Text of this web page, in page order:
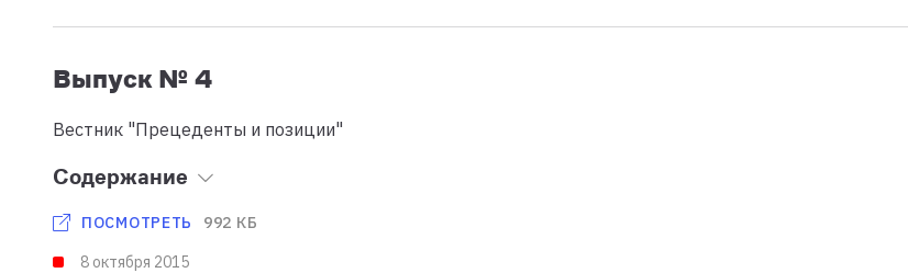
Выпуск № 4
Вестник "Прецеденты и позиции"
Содержание
ПОСМОТРЕТЬ 992 КБ
8 октября 2015